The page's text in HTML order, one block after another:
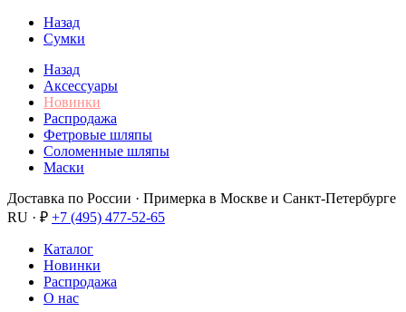
Назад
Сумки
Назад
Аксессуары
Новинки
Распродажа
Фетровые шляпы
Соломенные шляпы
Маски
Доставка по России · Примерка в Москве и Санкт-Петербурге
RU · ₽ +7 (495) 477-52-65
Каталог
Новинки
Распродажа
О нас